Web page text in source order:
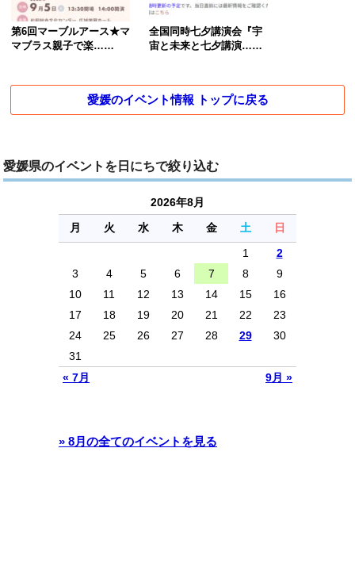
第6回マーブルアース★マ
マブラス親子で楽……
全国同時七夕講演会『宇
宙と未来と七夕講演……
愛媛のイベント情報 トップに戻る
愛媛県のイベントを日にちで絞り込む
2026年8月
月
火 水 木 金 土 日
« 7月 9月 »
1
2
3
4 5 6 7 8
9
10
11 12 13 14 15
16
17
18 19 20 21 22
23
24
25 26 27 28 29
30
31
» 8月の全てのイベントを見る